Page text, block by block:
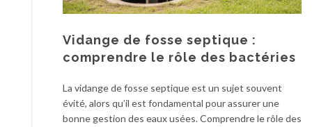
Vidange de fosse septique :
comprendre le rôle des bactéries
La vidange de fosse septique est un sujet souvent
évité, alors qu’il est fondamental pour assurer une
bonne gestion des eaux usées. Comprendre le rôle des